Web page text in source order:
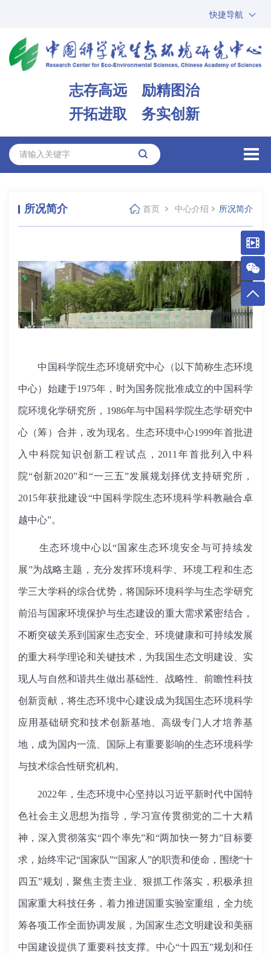
快捷导航
ARP
邮箱
志存高远 励精图治
开拓进取 务实创新
所况简介 首页 中心介绍 所况简介
中国科学院生态环境研究中心（以下简称生态环境
中心）始建于1975年，时为国务院批准成立的中国科学
院环境化学研究所，1986年与中国科学院生态学研究中
心（筹）合并，改为现名。生态环境中心1999年首批进
入中科院知识创新工程试点，2011年首批列入中科
院“创新2020”和“一三五”发展规划择优支持研究所，
2015年获批建设“中国科学院生态环境科学科教融合卓
越中心”。
生态环境中心以“国家生态环境安全与可持续发
展”为战略主题，充分发挥环境科学、环境工程和生态
学三大学科的综合优势，将国际环境科学与生态学研究
前沿与国家环境保护与生态建设的重大需求紧密结合，
不断突破关系到国家生态安全、环境健康和可持续发展
的重大科学理论和关键技术，为我国生态文明建设、实
现人与自然和谐共生做出基础性、战略性、前瞻性科技
创新贡献，将生态环境中心建设成为我国生态环境科学
应用基础研究和技术创新基地、高级专门人才培养基
地，成为国内一流、国际上有重要影响的生态环境科学
与技术综合性研究机构。
2022年，生态环境中心坚持以习近平新时代中国特
色社会主义思想为指导，学习宣传贯彻党的二十大精
神，深入贯彻落实“四个率先”和“两加快一努力”目标要
求，始终牢记“国家队”“国家人”的职责和使命，围绕“十
四五”规划，聚焦主责主业、狠抓工作落实，积极承担
国家重大科技任务，着力推进国重实验室重组，全力统
筹各项工作全面协调发展，为国家生态文明建设和美丽
中国建设提供了重要科技支撑。中心“十四五”规划和任